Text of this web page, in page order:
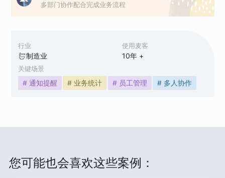
行业
制造业
使用麦客
10年 +
关键场景
# 通知提醒 # 业务统计 # 员工管理 # 多人协作
多部门协作配合完成业务流程
您可能也会喜欢这些案例：